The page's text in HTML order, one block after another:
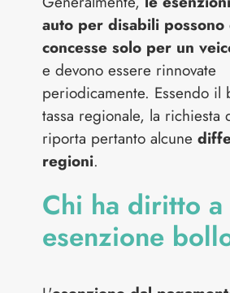
auto per disabili possono
concesse solo per un
e devono essere rinnovate
periodicamente. Essendo il
tassa regionale, la richiesta
riporta pertanto alcune
regioni.
Chi ha diritto a
esenzione